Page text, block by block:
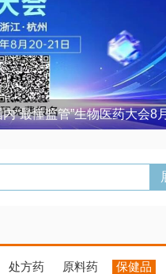
“最懂监管”生物医药大会8
处方药 原料药 保健品